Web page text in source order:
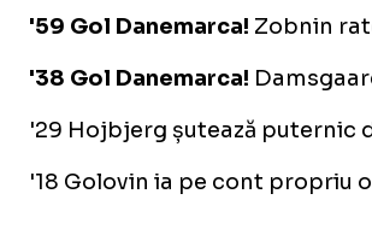
'59 Gol Danemarca! Zobnin
'38 Gol Danemarca!
'29 Hojbjerg șutează puternic
'18 Golovin ia pe cont propriu